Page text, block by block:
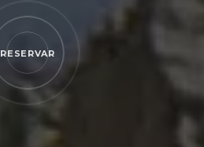
RESERVAR